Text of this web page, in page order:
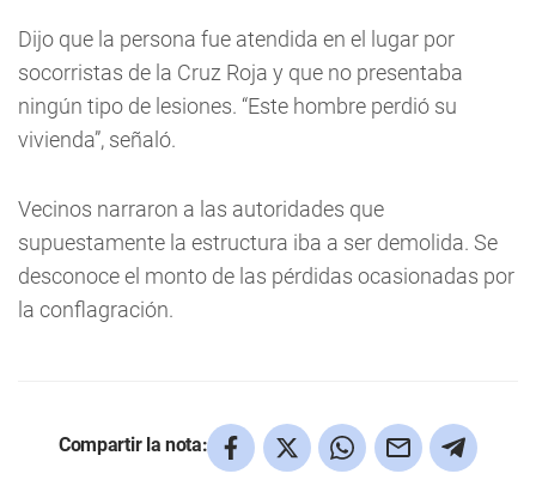
Dijo que la persona fue atendida en el lugar por
socorristas de la Cruz Roja y que no presentaba
ningún tipo de lesiones. “Este hombre perdió su
vivienda”, señaló.
Vecinos narraron a las autoridades que
supuestamente la estructura iba a ser demolida. Se
desconoce el monto de las pérdidas ocasionadas por
la conflagración.
Compartir la nota: